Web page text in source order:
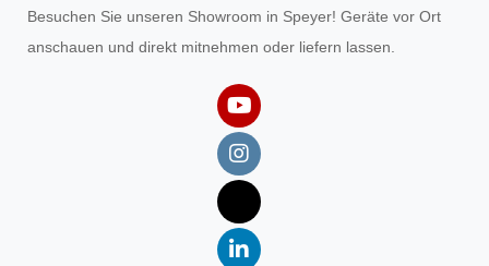
Besuchen Sie unseren Showroom in Speyer! Geräte vor Ort
anschauen und direkt mitnehmen oder liefern lassen.